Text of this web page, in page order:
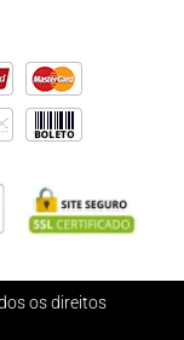
os direitos